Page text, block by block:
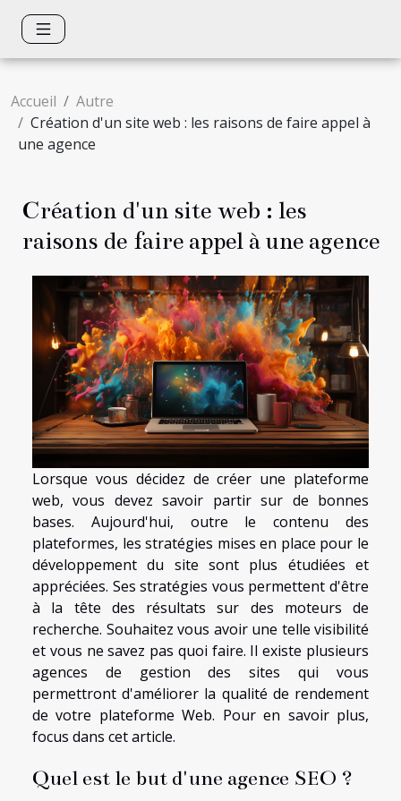
Accueil
Autre
Création d'un site web : les raisons de faire appel à
une agence
Création d'un site web : les
raisons de faire appel à une agence
Lorsque vous décidez de créer une plateforme
web, vous devez savoir partir sur de bonnes
bases. Aujourd'hui, outre le contenu des
plateformes, les stratégies mises en place pour le
développement du site sont plus étudiées et
appréciées. Ses stratégies vous permettent d'être
à la tête des résultats sur des moteurs de
recherche. Souhaitez vous avoir une telle visibilité
et vous ne savez pas quoi faire. Il existe plusieurs
agences de gestion des sites qui vous
permettront d'améliorer la qualité de rendement
de votre plateforme Web. Pour en savoir plus,
focus dans cet article.
Quel est le but d'une agence SEO ?